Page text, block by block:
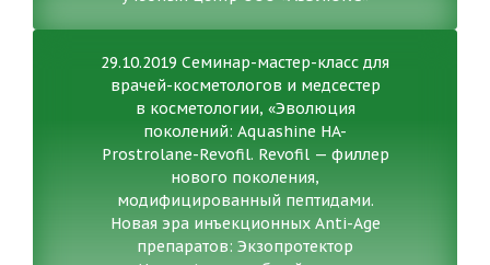
29.10.2019 Семинар-мастер-класс для
врачей-косметологов и медсестер
в косметологии, «Эволюция
поколений: Aquashine HA-
Prostrolane-Revofil. Revofil — филлер
нового поколения,
модифицированный пептидами.
Новая эра инъекционных Anti-Age
препаратов: Экзопротектор